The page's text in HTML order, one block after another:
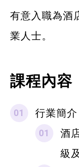
有意入職為酒
業人士。
課程內容
行業簡介
酒
級